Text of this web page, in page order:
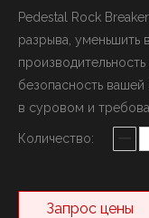
Pedestal Rock
разрыва, уменьшить
безопасность
в суровом и
Количество:
Запрос цены